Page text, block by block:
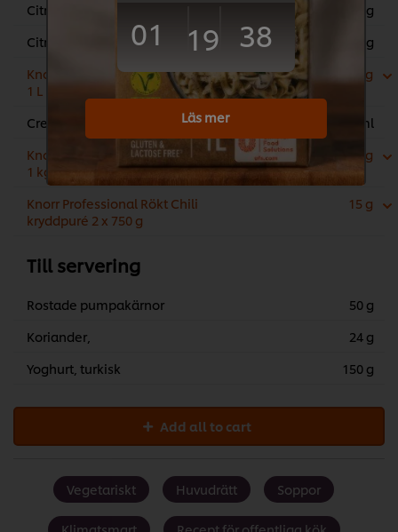
Citronjuice
60 g
Citron,zest
4 g
Knorr Kycklingfond, koncentrerad 6 x
1 L
60 g
Cream 35% (whipping, etc.)
100 ml
Knorr Hönsbuljong lågsalt, pulver 3 x
1 kg
32 g
Knorr Professional Rökt Chili
kryddpuré 2 x 750 g
15 g
Till servering
Rostade pumpakärnor
50 g
Koriander,
24 g
Yoghurt, turkisk
150 g
Add all to cart
Vegetariskt Huvudrätt Soppor
01 19 38
Läs mer